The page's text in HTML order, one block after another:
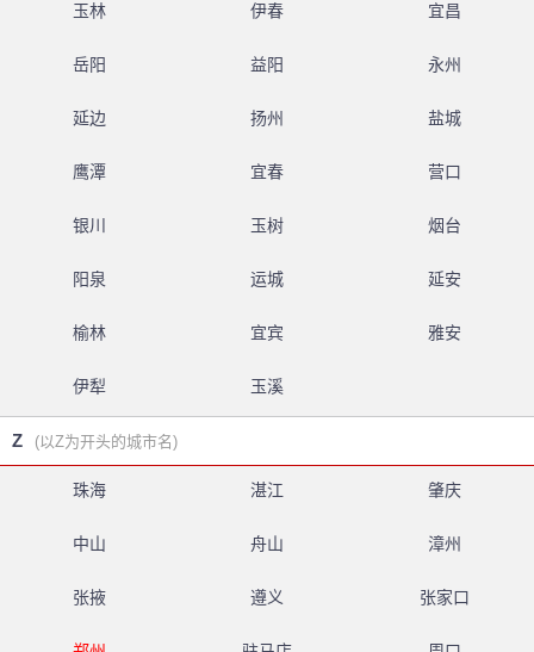
玉林 伊春 宜昌
岳阳 益阳 永州
延边 扬州 盐城
鹰潭 宜春 营口
银川 玉树 烟台
阳泉 运城 延安
榆林 宜宾 雅安
伊犁 玉溪
Z (以Z为开头的城市名)
珠海 湛江 肇庆
中山 舟山 漳州
张掖 遵义 张家口